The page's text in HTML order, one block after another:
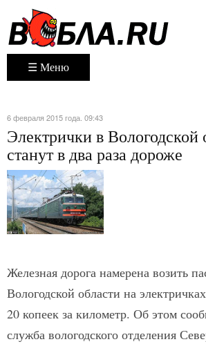
☰ Меню
6 февраля 2015 года. 09:43
Электрички в Вологодской
станут в два раза дороже
Железная дорога намерена возить
Вологодской области на
20 копеек за километр. Об этом
служба вологодского отделения